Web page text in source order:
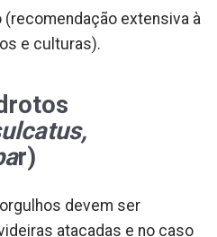
extensiva à
e culturas).
r)
devem ser
atacadas e no caso